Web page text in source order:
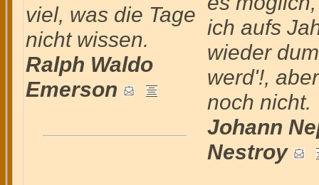
viel, was die Tage
nicht wissen.
Ralph Waldo
Emerson
ich aufs
wieder
werd'!,
noch nicht.
Johann
Nestroy